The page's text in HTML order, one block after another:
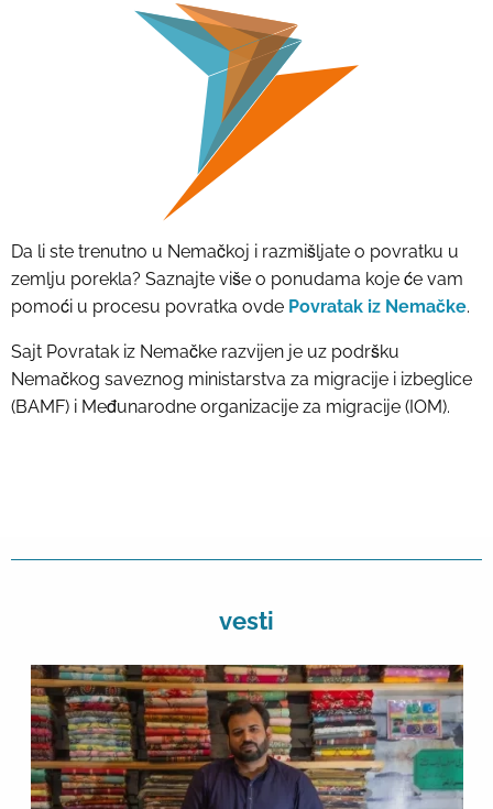
Da li ste trenutno u Nemačkoj i razmišljate o povratku u
zemlju porekla? Saznajte više o ponudama koje će vam
pomoći u procesu povratka ovde Povratak iz Nemačke.
Sajt Povratak iz Nemačke razvijen je uz podršku
Nemačkog saveznog ministarstva za migracije i izbeglice
(BAMF) i Međunarodne organizacije za migracije (IOM).
vesti